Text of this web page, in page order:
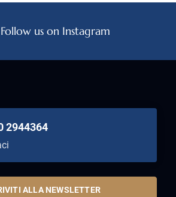
Follow us on Instagram
2944364
ALLA NEWSLETTER